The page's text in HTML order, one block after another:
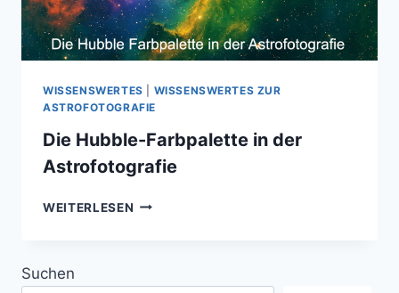
WISSENSWERTES
WISSENSWERTES ZUR
ASTROFOTOGRAFIE
Die Hubble-Farbpalette in der
Astrofotografie
WEITERLESEN DIE
Suchen